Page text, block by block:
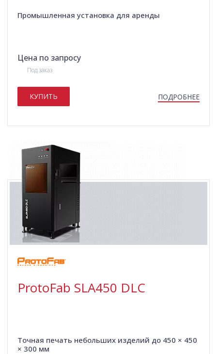
Промышленная установка для аренды
Цена по запросу
Под заказ
КУПИТЬ ПОДРОБНЕЕ
ProtoFab SLA450 DLC
Точная печать небольших изделий до 450 × 450
× 300 мм